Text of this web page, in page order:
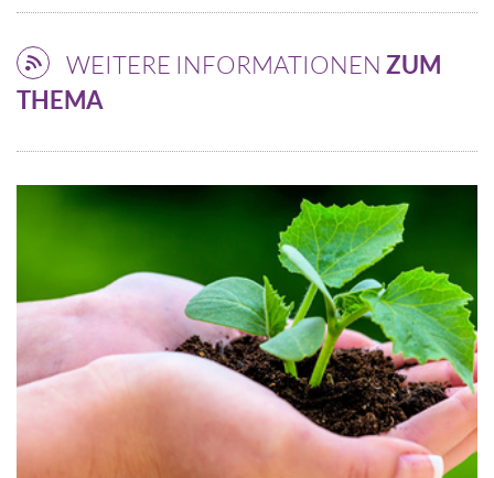
WEITERE INFORMATIONEN ZUM
THEMA